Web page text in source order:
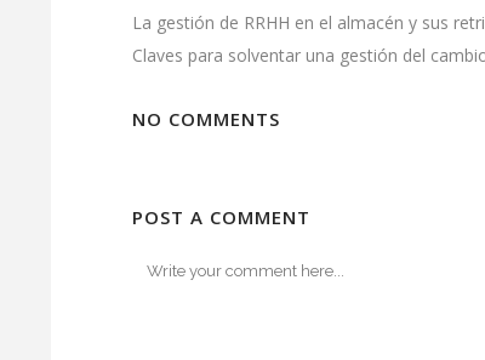
La gestión de RRHH en el almacén y sus
Claves para solventar una gestión del
NO COMMENTS
POST A COMMENT